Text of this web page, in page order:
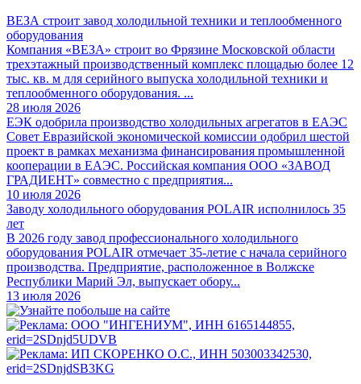
ВЕЗА строит завод холодильной техники и теплообменного
оборудования
Компания «ВЕЗА» строит во Фрязине Московской области
трехэтажный производственный комплекс площадью более 12
тыс. кв. м для серийного выпуска холодильной техники и
теплообменного оборудования. ...
28 июля 2026
ЕЭК одобрила производство холодильных агрегатов в ЕАЭС
Совет Евразийской экономической комиссии одобрил шестой
проект в рамках механизма финансирования промышленной
кооперации в ЕАЭС. Российская компания ООО «ЗАВОД
ГРАДИЕНТ» совместно с предприятия...
10 июля 2026
Заводу холодильного оборудования POLAIR исполнилось 35
лет
В 2026 году завод профессионального холодильного
оборудования POLAIR отмечает 35-летие с начала серийного
производства. Предприятие, расположенное в Волжске
Республики Марий Эл, выпускает обору...
13 июля 2026